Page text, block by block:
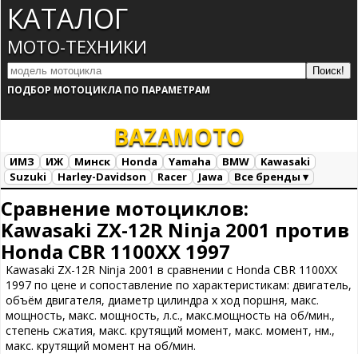
КАТАЛОГ
МОТО-ТЕХНИКИ
ПОДБОР МОТОЦИКЛА ПО ПАРАМЕТРАМ
BAZAMOTO
ИМЗ ИЖ Минск Honda Yamaha BMW
Kawasaki
Suzuki
Harley-Davidson Racer Jawa
Все бренды ▾
Сравнение мотоциклов:
Kawasaki ZX-12R Ninja 2001 против
Honda CBR 1100XX 1997
Kawasaki ZX-12R Ninja 2001 в сравнении с Honda CBR 1100XX
1997 по цене и сопоставление по характеристикам: двигатель,
объём двигателя, диаметр цилиндра х ход поршня, макс.
мощность, макс. мощность, л.с., макс.мощность на об/мин.,
степень сжатия, макс. крутящий момент, макс. момент, нм.,
макс. крутящий момент на об/мин.